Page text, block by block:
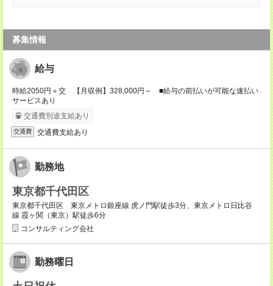
募集情報
給与
時給2050円＋交 【月収例】328,000円～ ■給与の前払いが可能な速払い
サービスあり
交通費別途支給あり
交通費 交通費支給あり
勤務地
東京都千代田区
東京都千代田区 東京メトロ銀座線 虎ノ門駅徒歩3分、東京メトロ日比谷
線 霞ヶ関（東京）駅徒歩6分
コンサルティング会社
勤務曜日